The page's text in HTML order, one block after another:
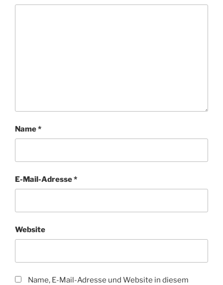
Name*
E-Mail-Adresse*
Website
Name, E-Mail-Adresse und Website in diesem